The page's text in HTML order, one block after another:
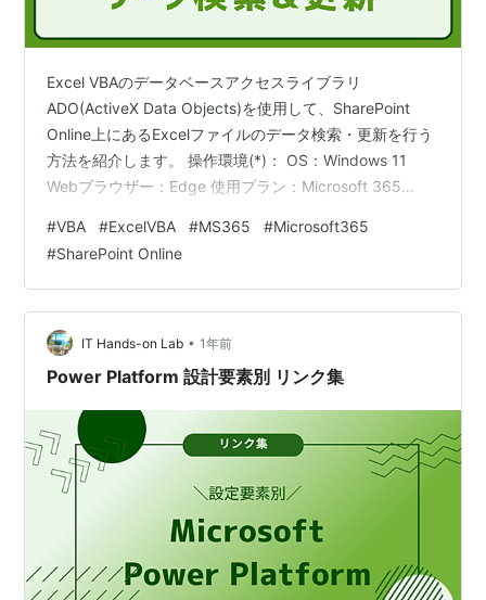
Excel VBAのデータベースアクセスライブラリ
ADO(ActiveX Data Objects)を使用して、SharePoint
Online上にあるExcelファイルのデータ検索・更新を行う
方法を紹介します。 操作環境(*)： OS：Windows 11
Webブラウザー：Edge 使用プラン：Microsoft 365
ルにアクセスできる組織アカウントでサインインしてい
ること なお、この記事では、VBAの使用許可や開発メニ
ュー表示といった初期設定や、VBAエディタの使い方の
説明は割愛いたします。 …
#VBA #ExcelVBA #MS365 #Microsoft365
#SharePoint Online
IT Hands-on Lab • 1年前
Power Platform 設計要素別 リンク集